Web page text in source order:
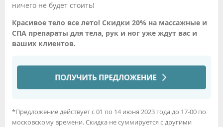
ничего не будет стоить!
Красивое тело все лето! Скидки 20% на массажные и
СПА препараты для тела, рук и ног уже ждут вас и
ваших клиентов.
*Предложение действует с 01 по 14 июня 2023 года до 17-00 по
московскому времени. Скидка не суммируется с другими